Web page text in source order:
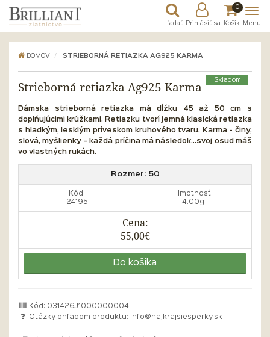
Hľadať Prihlásiť sa
0
Košík Menu
DOMOV STRIEBORNÁ RETIAZKA AG925 KARMA
Skladom
Strieborná retiazka Ag925 Karma
Dámska strieborná retiazka má dĺžku 45 až 50 cm s
doplňujúcimi krúžkami. Retiazku tvorí jemná klasická retiazka
s hladkým, lesklým príveskom kruhového tvaru. Karma - činy,
slová, myšlienky - každá príčina má následok...svoj osud máš
vo vlastných rukách.
Rozmer: 50
Kód:
24195
Hmotnosť:
4.00g
Cena:
55,00€
Do košíka
Kód: 031426J1000000004
Otázky ohľadom produktu:
info@najkrajsiesperky.sk